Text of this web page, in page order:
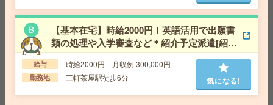
ではありません。
交通費 1ヶ月3万円を上限として実費支給
勤務地
丸ノ内線(池袋－荻窪) 大手町(東京都) 徒歩
1分 山手線 東京 徒歩7分
気になる!
在宅OK！外資系ヘルスケア！英語！人事部門エグゼクテ
ィブアシスタント[派遣]
【基本在宅】時給2000円！英語活用で出願書
類の処理や入学審査など＊紹介予定派遣[紹介
予定派遣]
給与 時給2000円 月収例 300,000円
勤務地 三軒茶屋駅徒歩6分 気になる!